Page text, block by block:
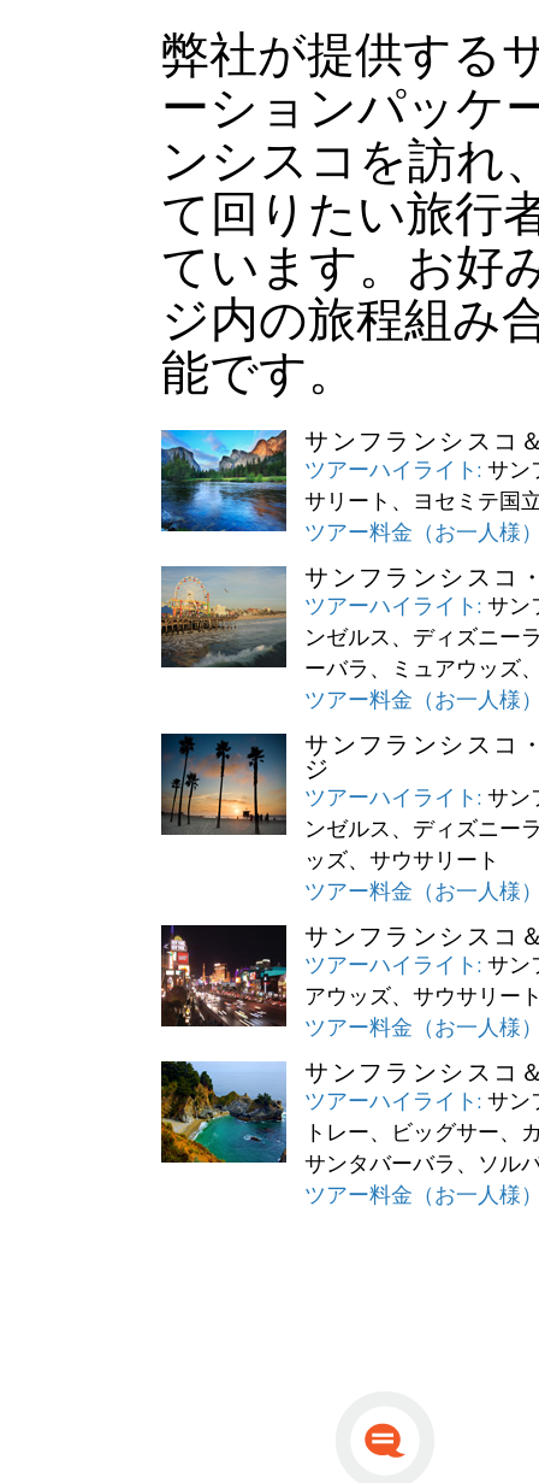
弊社が提供する
ーションパッケ
ンシスコを訪れ
て回りたい旅行
ています。お好
ジ内の旅程組み
能です。
サンフランシスコ
ツアーハイライト:サン
サリート、ヨセミテ国
ツアー料金（お一人様
サンフランシスコ
ツアーハイライト:サン
ンゼルス、ディズニー
ーバラ、ミュアウッズ
ツアー料金（お一人様
サンフランシスコ
ジ
ツアーハイライト: サン
ンゼルス、ディズニー
ッズ、サウサリート
ツアー料金（お一人様
サンフランシスコ
ツアーハイライト: サン
アウッズ、サウサリー
ツアー料金（お一人様
サンフランシスコ
ツアーハイライト: サン
トレー、ビッグサー、
サンタバーバラ、ソル
ツアー料金（お一人様